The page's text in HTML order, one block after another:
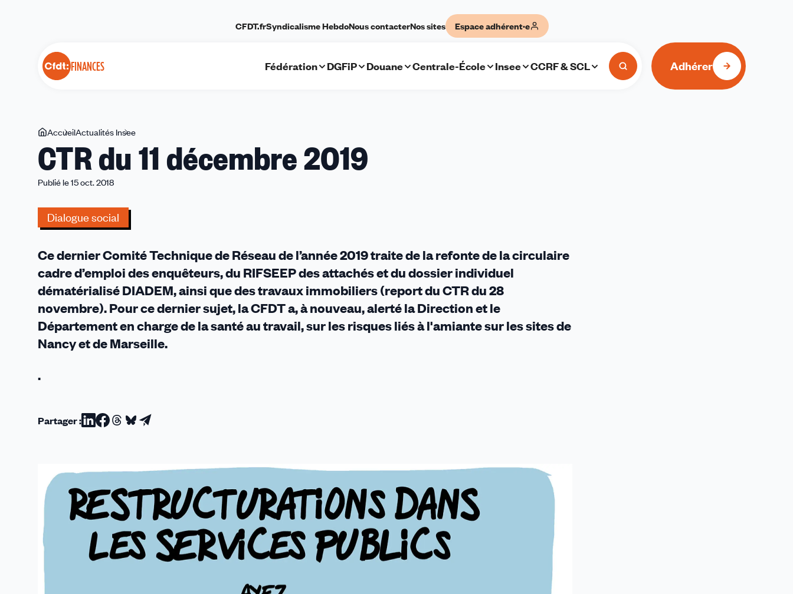
FINANCES
CFDT.frSyndicalisme HebdoNous contacterNos sites Espace adhérent·e
Fédération DGFiP Douane Centrale-École Insee CCRF & SCL Adhérer
Vous
êtes
ici
AccueilActualités Insee
du
CTR du 11 décembre 2019
Publié le 15 oct. 2018
Dialogue social
Ce dernier Comité Technique de Réseau de l’année 2019 traite de la refonte de la circulaire
cadre d’emploi des enquêteurs, du RIFSEEP des attachés et du dossier individuel
dématérialisé DIADEM, ainsi que des travaux immobiliers (report du CTR du 28
novembre). Pour ce dernier sujet, la CFDT a, à nouveau, alerté la Direction et le
Département en charge de la santé au travail, sur les risques liés à l'amiante sur les sites de
Nancy et de Marseille.
.
Partager :Partager
Partager
Partager
Threads
Partager
Bluesky
Partager
email